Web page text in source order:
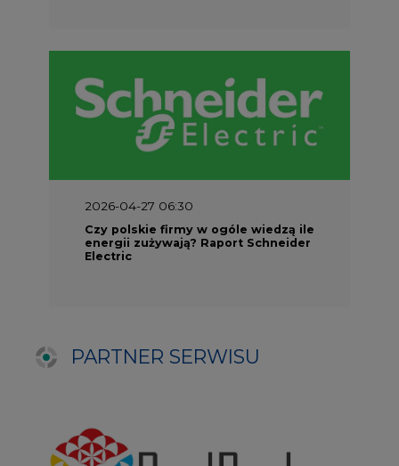
PARTNER SERWISU